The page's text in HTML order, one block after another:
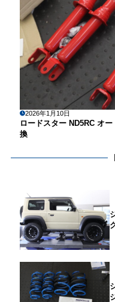
2026年1月10日
ロードスター ND5RC オ
換